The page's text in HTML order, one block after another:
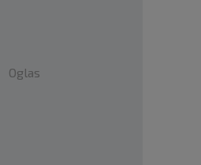
Oglas